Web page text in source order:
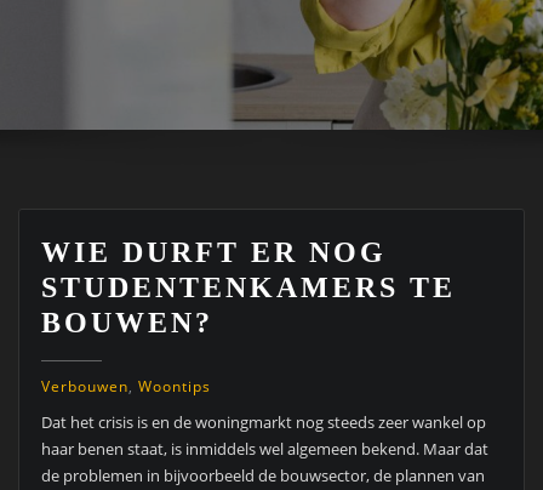
WIE DURFT ER NOG
STUDENTENKAMERS TE
BOUWEN?
Verbouwen, Woontips
Dat het crisis is en de woningmarkt nog steeds zeer wankel op
haar benen staat, is inmiddels wel algemeen bekend. Maar dat
de problemen in bijvoorbeeld de bouwsector, de plannen van